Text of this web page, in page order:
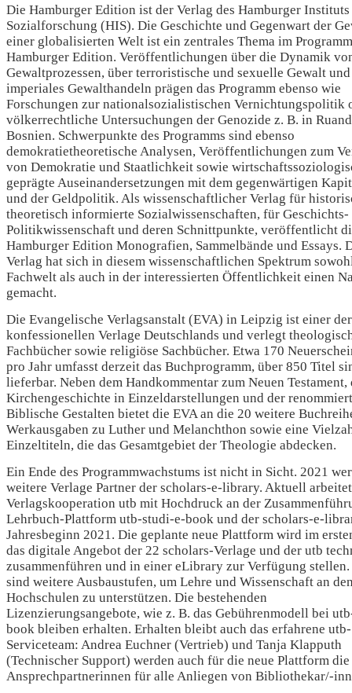
Die Hamburger Edition ist der Verlag des Hamburger
Sozialforschung (HIS). Die Geschichte und Gegenwart der
einer globalisierten Welt ist ein zentrales Thema im
Hamburger Edition. Veröffentlichungen über die Dynamik
Gewaltprozessen, über terroristische und sexuelle Gewalt und
imperiales Gewalthandeln prägen das Programm ebenso wie
Forschungen zur nationalsozialistischen Vernichtungspolitik
völkerrechtliche Untersuchungen der Genozide z. B. in
Bosnien. Schwerpunkte des Programms sind ebenso
demokratietheoretische Analysen, Veröffentlichungen zum
von Demokratie und Staatlichkeit sowie
geprägte Auseinandersetzungen mit dem gegenwärtigen
und der Geldpolitik. Als wissenschaftlicher Verlag für
theoretisch informierte Sozialwissenschaften, für Geschichts-
Politikwissenschaft und deren Schnittpunkte, veröffentlicht
Hamburger Edition Monografien, Sammelbände und Essays.
Verlag hat sich in diesem wissenschaftlichen Spektrum
Fachwelt als auch in der interessierten Öffentlichkeit einen
gemacht.
Die Evangelische Verlagsanstalt (EVA) in Leipzig ist einer
konfessionellen Verlage Deutschlands und verlegt
Fachbücher sowie religiöse Sachbücher. Etwa 170
pro Jahr umfasst derzeit das Buchprogramm, über 850 Titel
lieferbar. Neben dem Handkommentar zum Neuen Testament,
Kirchengeschichte in Einzeldarstellungen und der
Biblische Gestalten bietet die EVA an die 20 weitere
Werkausgaben zu Luther und Melanchthon sowie eine
Einzeltiteln, die das Gesamtgebiet der Theologie abdecken.
Ein Ende des Programmwachstums ist nicht in Sicht. 2021
weitere Verlage Partner der scholars-e-library. Aktuell
Verlagskooperation utb mit Hochdruck an der
Lehrbuch-Plattform utb-studi-e-book und der scholars-e-
Jahresbeginn 2021. Die geplante neue Plattform wird im
das digitale Angebot der 22 scholars-Verlage und der utb
zusammenführen und in einer eLibrary zur Verfügung
sind weitere Ausbaustufen, um Lehre und Wissenschaft an
Hochschulen zu unterstützen. Die bestehenden
Lizenzierungsangebote, wie z. B. das Gebührenmodell bei
book bleiben erhalten. Erhalten bleibt auch das erfahrene utb-
Serviceteam: Andrea Euchner (Vertrieb) und Tanja Klapputh
(Technischer Support) werden auch für die neue Plattform die
Ansprechpartnerinnen für alle Anliegen von Bibliothekar/-